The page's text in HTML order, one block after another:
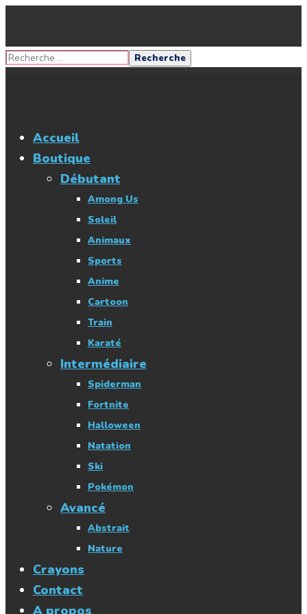
Accueil
Boutique
Débutant
Among Us
Soleil
Animaux
Sports
Anime
Cartoon
Train
Karaté
Intermédiaire
Spiderman
Fortnite
Halloween
Natation
Ski
Pokémon
Avancé
Abstrait
Nature
Crayons
Contact
A propos